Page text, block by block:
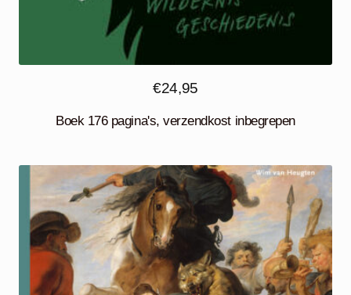
€24,95
Boek 176 pagina's, verzendkost inbegrepen